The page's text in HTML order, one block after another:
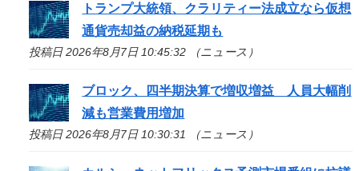
トランプ大統領、クラリティー法成立なら仮想
通貨売却益の納税延期も
投稿日 2026年8月7日 10:45:32 （ニュース）
ブロック、四半期決算で増収増益 人員大幅削
減も営業費用増加
投稿日 2026年8月7日 10:30:31 （ニュース）